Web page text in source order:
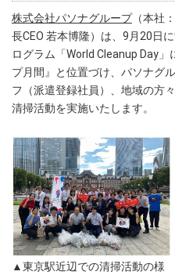
株式会社パソナグループ（本社
長CEO 若本博隆）は、9月20日
ログラム「World Cleanup Day
プ月間』と位置づけ、パソナグ
フ（派遣登録社員）、地域の方
清掃活動を実施いたします。
▲東京駅近辺での清掃活動の様